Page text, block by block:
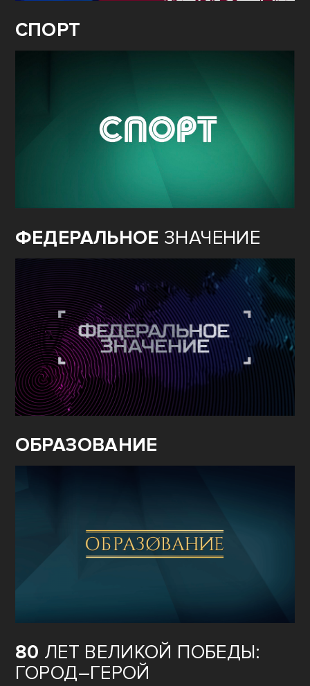
СПОРТ
ФЕДЕРАЛЬНОЕ ЗНАЧЕНИЕ
ОБРАЗОВАНИЕ
80 ЛЕТ ВЕЛИКОЙ ПОБЕДЫ:
ГОРОД–ГЕРОЙ